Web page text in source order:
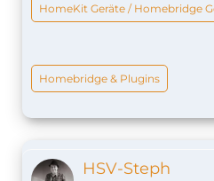
HomeKit Geräte / Homebridge
Homebridge & Plugins
HSV-Steph